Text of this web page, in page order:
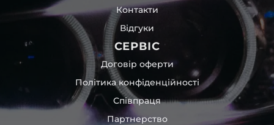
Контакти
Відгуки
СЕРВІС
Договір оферти
Політика конфіденційності
Співпраця
Партнерство